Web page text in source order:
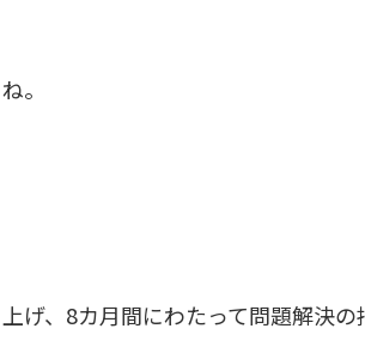
。
げ、8カ月間にわたって問題解決の